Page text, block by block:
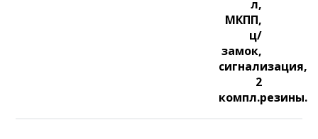
л,
МКПП,
ц/
замок,
сигнализация,
2
компл.резины.